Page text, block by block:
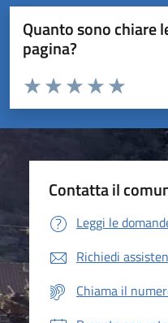
Quanto sono chiare
pagina?
Valuta da 1 a 5 stelle la pagina
Valuta 5
Valuta 4 stelle
Valuta 3 stelle su 5
Valuta 2 stelle su 5
Valuta 1 stelle su 5
Contatta il
Leggi le
Richiedi
Chiama il